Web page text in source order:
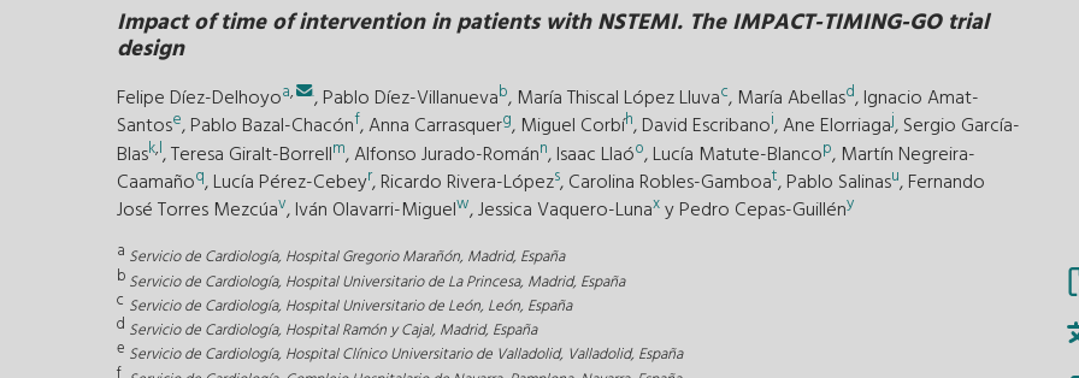
Impact of time of intervention in patients with NSTEMI. The IMPACT-TIMING-GO trial
design
Felipe Díez-Delhoyoa, .,Pablo Díez-Villanuevab, María Thiscal López Lluvac, María Abellasd,Ignacio Amat-
Santose,Pablo Bazal-Chacónf,Anna Carrasquerg, Miguel Corbíh,David Escribanoi,Ane Elorriagaj,Sergio García-
Blask,l,Teresa Giralt-Borrellm,Alfonso Jurado-Románn,Isaac Llaóo,Lucía Matute-Blancop, Martín Negreira-
Caamañoq,Lucía Pérez-Cebeyr,Ricardo Rivera-Lópezs,Carolina Robles-Gamboat,Pablo Salinasu,Fernando
José Torres Mezcúav,Iván Olavarri-Miguelw,Jessica Vaquero-LunaxyPedro Cepas-Guillény
a Servicio de Cardiología, Hospital Gregorio Marañón, Madrid, España
bServicio de Cardiología, Hospital Universitario de La Princesa, Madrid, España
c Servicio de Cardiología, Hospital Universitario de León, León, España
d Servicio de Cardiología, Hospital Ramón y Cajal, Madrid, España
e Servicio de Cardiología, Hospital Clínico Universitario de Valladolid, Valladolid, España